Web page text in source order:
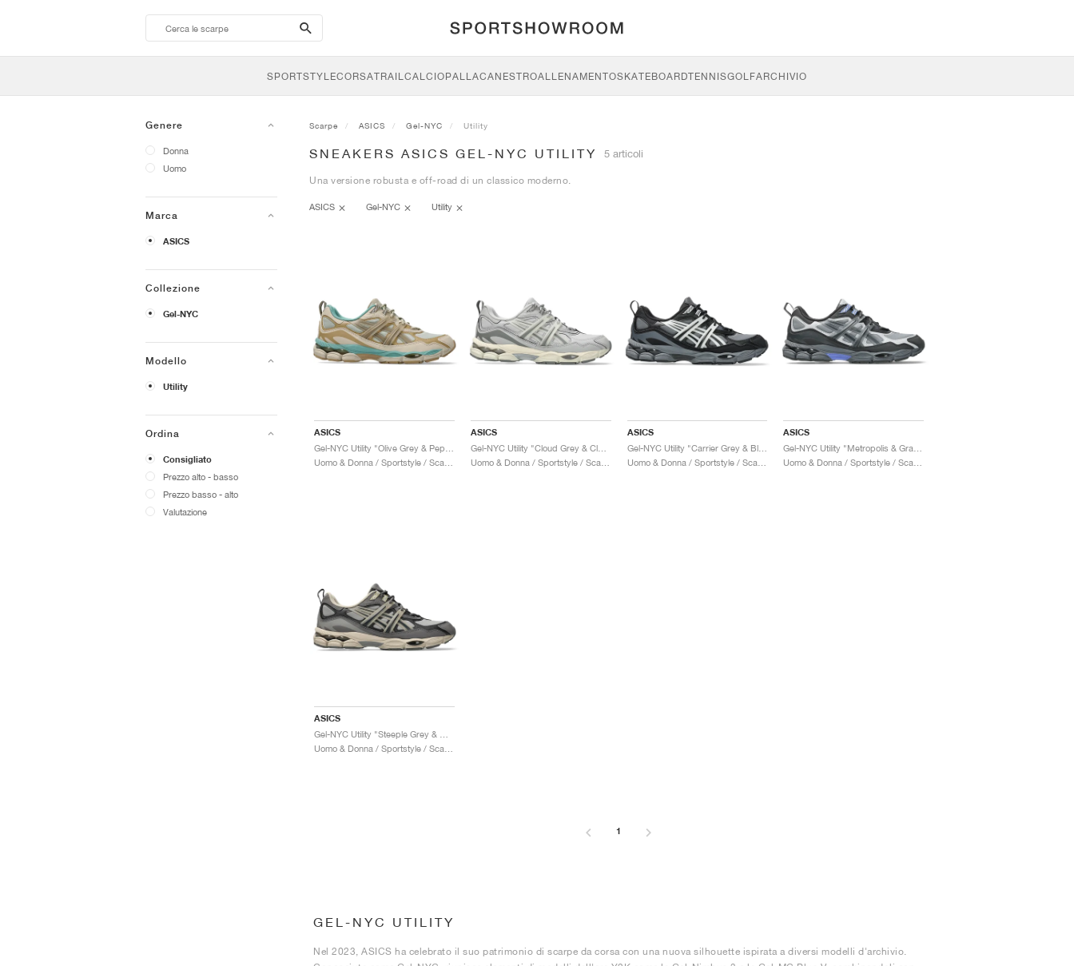
search-
btn
SPORTSTYLECORSATRAILCALCIOPALLACANESTROALLENAMENTOSKATEBOARDTENNISGOLFARCHIVIO
Genere
Donna
Uomo
Marca
ASICS
Collezione
Gel-NYC
Modello
Utility
Ordina
Consigliato
Prezzo alto - basso
Prezzo basso - alto
Valutazione
Scarpe ASICS Gel-NYC Utility
SNEAKERS ASICS GEL-NYC UTILITY 5 articoli
Una versione robusta e off-road di un classico moderno.
ASICS Gel-NYC Utility
ASICS ASICS
Gel-NYC Utility "Cloud Grey & Clay Grey"
ASICS
Gel-NYC Utility "Carrier Grey & Black"
ASICS
ASICS
1
GEL-NYC UTILITY
Nel 2023, ASICS ha celebrato il suo patrimonio di scarpe da corsa con una nuova silhouette ispirata a diversi modelli d'archivio.